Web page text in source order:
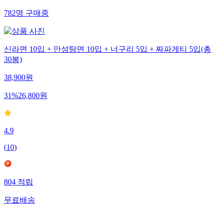
782명구매중
신라면 10입 + 안성탕면 10입 + 너구리 5입 + 짜파게티 5입(총
30봉)
38,900원
31%26,800원
4.9
(10)
804적립
무료배송